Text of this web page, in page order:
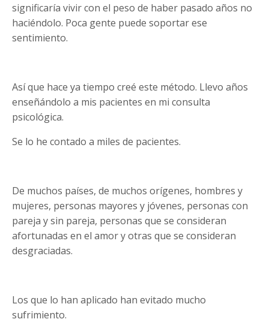
significaría vivir con el peso de haber pasado años no
haciéndolo. Poca gente puede soportar ese
sentimiento.
Así que hace ya tiempo creé este método. Llevo años
enseñándolo a mis pacientes en mi consulta
psicológica.
Se lo he contado a miles de pacientes.
De muchos países, de muchos orígenes, hombres y
mujeres, personas mayores y jóvenes, personas con
pareja y sin pareja, personas que se consideran
afortunadas en el amor y otras que se consideran
desgraciadas.
Los que lo han aplicado han evitado mucho
sufrimiento.